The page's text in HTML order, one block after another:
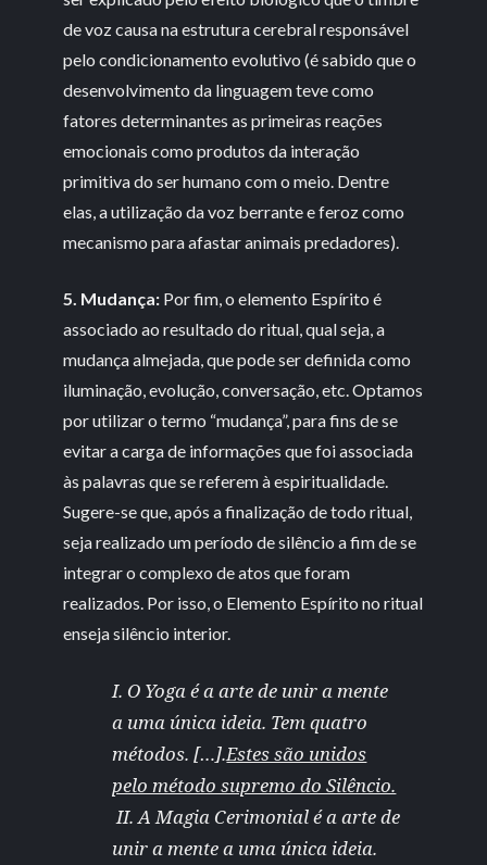
de voz causa na estrutura cerebral responsável
pelo condicionamento evolutivo (é sabido que o
desenvolvimento da linguagem teve como
fatores determinantes as primeiras reações
emocionais como produtos da interação
primitiva do ser humano com o meio. Dentre
elas, a utilização da voz berrante e feroz como
mecanismo para afastar animais predadores).
5. Mudança: Por fim, o elemento Espírito é
associado ao resultado do ritual, qual seja, a
mudança almejada, que pode ser definida como
iluminação, evolução, conversação, etc. Optamos
por utilizar o termo “mudança”, para fins de se
evitar a carga de informações que foi associada
às palavras que se referem à espiritualidade.
Sugere-se que, após a finalização de todo ritual,
seja realizado um período de silêncio a fim de se
integrar o complexo de atos que foram
realizados. Por isso, o Elemento Espírito no ritual
enseja silêncio interior.
I. O Yoga é a arte de unir a mente
a uma única ideia. Tem quatro
métodos. […].Estes são unidos
pelo método supremo do Silêncio.
II. A Magia Cerimonial é a arte de
unir a mente a uma única ideia.